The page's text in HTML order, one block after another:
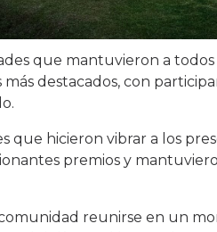
que mantuvieron a
destacados, con
que hicieron vibrar a los
premios y
reunirse en un